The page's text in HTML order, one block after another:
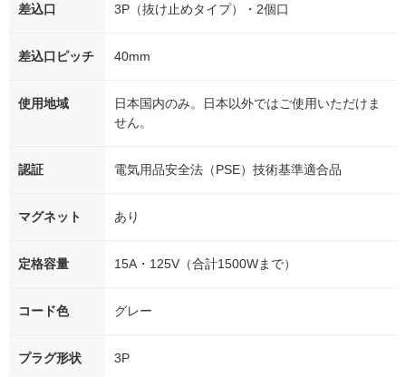
差込口 3P（抜け止めタイプ）・2個口
差込口ピッチ 40mm
使用地域
日本国内のみ。日本以外ではご使用いただけま
せん。
認証 電気用品安全法（PSE）技術基準適合品
マグネット あり
定格容量 15A・125V（合計1500Wまで）
コード色 グレー
プラグ形状 3P